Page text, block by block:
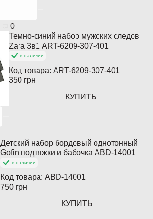
0
Темно-синий набор мужских следов
Zara 3в1 ART-6209-307-401
в наличии
Код товара: ART-6209-307-401
350 грн
КУПИТЬ
Детский набор бордовый однотонный
Gofin подтяжки и бабочка ABD-14001
в наличии
Код товара:ABD-14001
750 грн
КУПИТЬ